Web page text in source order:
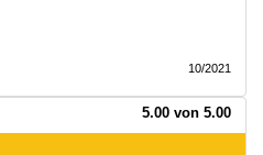
10/2021
5.00 von 5.00